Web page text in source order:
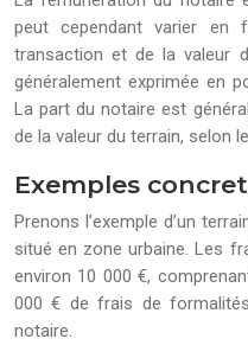
peut cependant varier en
transaction et de la valeur
généralement exprimée en
La part du notaire est
de la valeur du terrain, selon
Exemples
Prenons l’exemple d’un
situé en zone urbaine. Les
environ 10 000 €,
000 € de frais de
notaire.